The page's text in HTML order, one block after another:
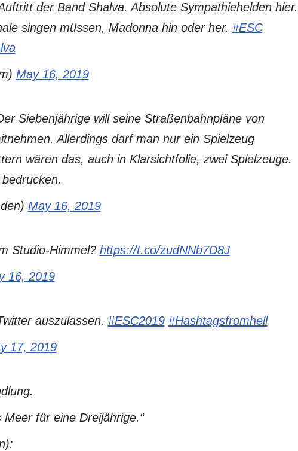
der Band Shalva. Absolute Sympathiehelden hier.
singen müssen, Madonna hin oder her. #ESC
May 16, 2019
Siebenjährige will seine Straßenbahnpläne von
Allerdings darf man nur ein Spielzeug
wären das, auch in Klarsichtfolie, zwei Spielzeuge.
May 16, 2019
Studio-Himmel? https://t.co/zudNNb7D8J
16, 2019
auszulassen. #ESC2019 #Hashtagsfromhell
17, 2019
für eine Dreijährige.“